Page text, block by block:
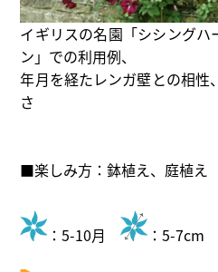
イギリスの名園「シシングハ
ン」での利用例、
年月を経たレンガ壁との相性
さ
■楽しみ方：鉢植え、庭植え
：5-10月 ：5-7cm